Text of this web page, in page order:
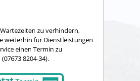
zu verhindern,
weiterhin für Dienstleistungen
einen Termin zu
8204-34).